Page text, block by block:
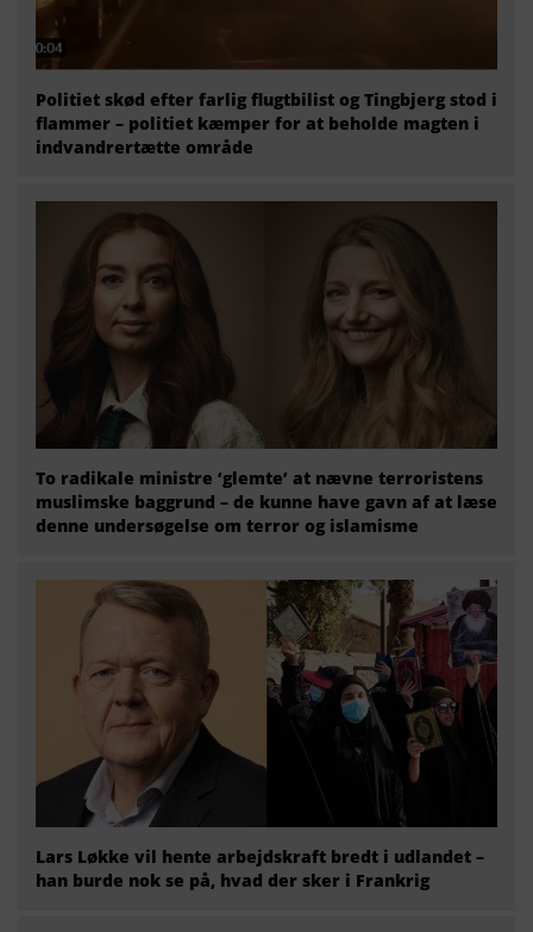
Politiet skød efter farlig flugtbilist og Tingbjerg stod i
flammer – politiet kæmper for at beholde magten i
indvandrertætte område
To radikale ministre ‘glemte’ at nævne terroristens
muslimske baggrund – de kunne have gavn af at læse
denne undersøgelse om terror og islamisme
Lars Løkke vil hente arbejdskraft bredt i udlandet –
han burde nok se på, hvad der sker i Frankrig